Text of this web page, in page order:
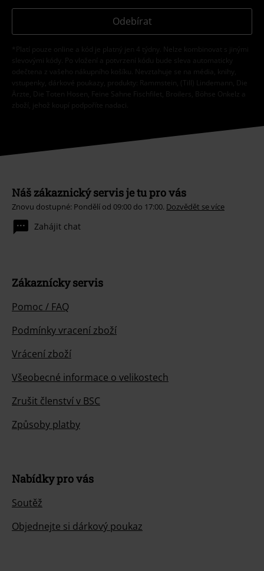
Odebírat
*Platí pouze online a kód je platný jen 4 týdny. Nelze kombinovat s jinými
slevovými kódy. Po vložení a potvrzení kódu bude sleva automaticky
odečtena z vašeho nákupního košíku. Nevztahuje se na média, knihy,
vstupenky, dárkové poukazy, produkty: Rammstein, (Till) Lindemann, Die
Ärzte, Die Toten Hosen, Feine Sahne Fischfilet, Broilers, Böhse Onkelz a
zboží, jehož koupí podpoříte nadaci.
Náš zákaznický servis je tu pro vás
Znovu dostupné: Pondělí od 09:00 do 17:00. Dozvědět se více
Zahájit chat
Zákaznícky servis
Pomoc / FAQ
Podmínky vracení zboží
Vrácení zboží
Všeobecné informace o velikostech
Zrušit členství v BSC
Způsoby platby
Nabídky pro vás
Soutěž
Objednejte si dárkový poukaz